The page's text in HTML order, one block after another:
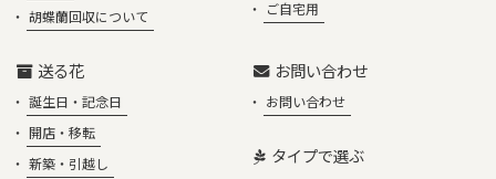
胡蝶蘭回収について
ご自宅用
送る花
誕生日・記念日
開店・移転
新築・引越し
お問い合わせ
お問い合わせ
タイプで選ぶ